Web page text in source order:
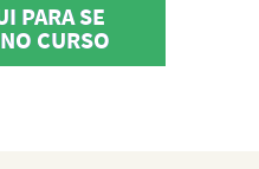
PARA SE
CURSO